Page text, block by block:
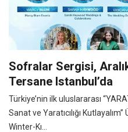
Sofralar Sergisi,
Tersane Istanbul’da
Türkiye’nin ilk uluslararası
Sanat ve Yaratıcılığı
Winter-Kı...